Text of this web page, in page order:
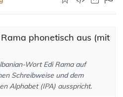
phonetisch aus (mit
Wort Edi Rama auf
Schreibweise und dem
Alphabet (IPA) ausspricht.